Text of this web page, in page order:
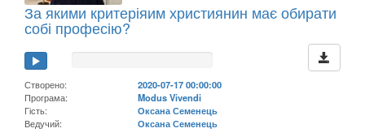
За якими критеріяим християнин має обирати
собі професію?
Створено:
2020-07-17 00:00:00
Програма:
Modus Vivendi
Гість:
Оксана Семенець
Ведучий:
Оксана Семенець